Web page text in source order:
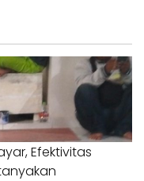
Efektivitas